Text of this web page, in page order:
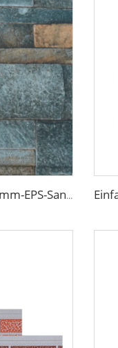
Schalldämmende isolierte Stahl-50mm-EPS-Sandwichplatte Isolationspolyurethan-EPS-Schaumsandwichplatte für Wand und Dach